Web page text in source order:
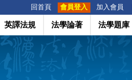
回首頁 會員登入 加入會員
英譯法規 法學論著 法學題庫